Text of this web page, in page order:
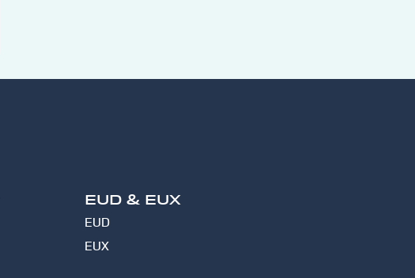
EUD & EUX
EUD
EUX